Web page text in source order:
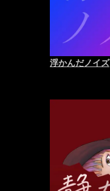
浮かんだノイズ